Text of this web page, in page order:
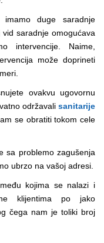
duge saradnje
saradnje omogućava
intervencije. Naime,
može doprineti
ovakvu ugovornu
održavali sanitarije
se obratiti tokom cele
sa problemo zagušenja
ubrzo na vašoj adresi.
kojima se nalazi i
klijentima po jako
čega nam je toliki broj